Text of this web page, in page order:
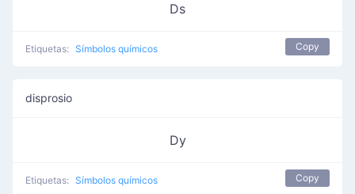
Ds
Etiquetas: Símbolos químicos Copy
disprosio
Dy
Etiquetas: Símbolos químicos Copy